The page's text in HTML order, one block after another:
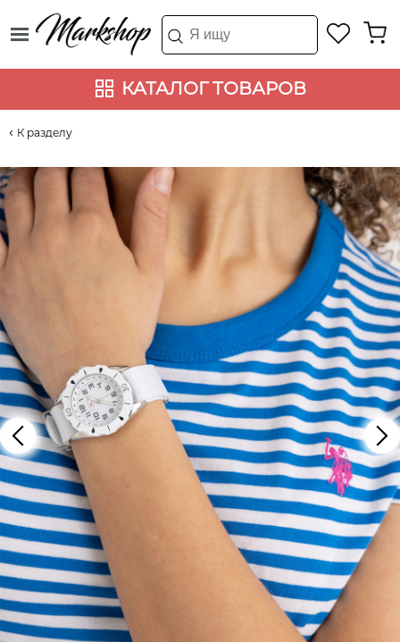
КАТАЛОГ ТОВАРОВ
К разделу